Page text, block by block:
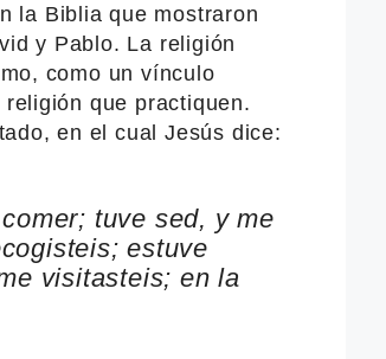
la Biblia que mostraron
y Pablo. La religión
como un vínculo
que practiquen.
en el cual Jesús dice:
tuve sed, y me
estuve
visitasteis; en la